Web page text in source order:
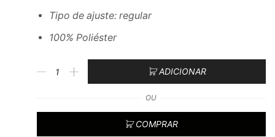
Tipo de ajuste: regular
100% Poliéster
ADICIONAR
OU
COMPRAR